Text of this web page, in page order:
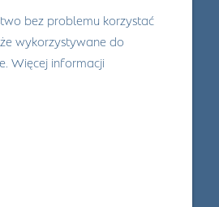
i wirusowymi
bez problemu korzystać
wykorzystywane do
Więcej informacji